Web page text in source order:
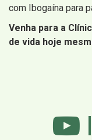
com Ibogaína para
Venha para a
de vida hoje